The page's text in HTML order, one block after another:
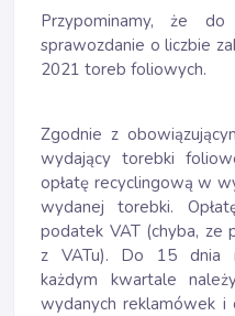
Przypominamy, że
sprawozdanie o liczbie
2021 toreb foliowych.
Zgodnie z
wydający torebki
opłatę recyclingową w
wydanej torebki.
podatek VAT (chyba, ze
z VATu). Do 15 dnia
każdym kwartale
wydanych reklamówek